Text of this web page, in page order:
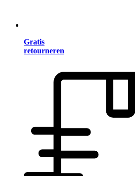
Gratis
retourneren